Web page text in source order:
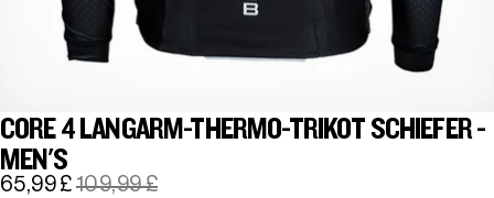
CORE 4 LANGARM-THERMO-TRIKOT SCHIEFER -
MEN'S
65,99 £ 109,99 £